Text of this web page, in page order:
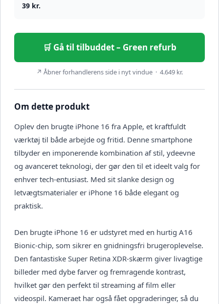
39 kr.
🛒 Gå til tilbuddet – Green refurb
↗ Åbner forhandlerens side i nyt vindue · 4.649 kr.
Om dette produkt
Oplev den brugte iPhone 16 fra Apple, et kraftfuldt
værktøj til både arbejde og fritid. Denne smartphone
tilbyder en imponerende kombination af stil, ydeevne
og avanceret teknologi, der gør den til et ideelt valg for
enhver tech-entusiast. Med sit slanke design og
letvægtsmaterialer er iPhone 16 både elegant og
praktisk.
Den brugte iPhone 16 er udstyret med en hurtig A16
Bionic-chip, som sikrer en gnidningsfri brugeroplevelse.
Den fantastiske Super Retina XDR-skærm giver livagtige
billeder med dybe farver og fremragende kontrast,
hvilket gør den perfekt til streaming af film eller
videospil. Kameraet har også fået opgraderinger, så du